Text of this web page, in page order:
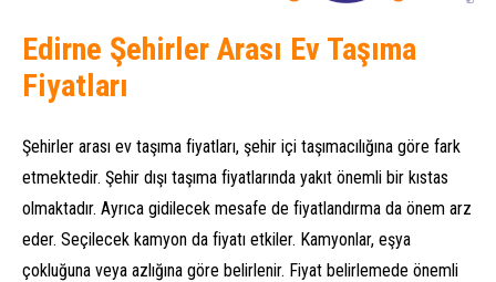
Edirne Şehirler Arası Ev Taşıma
Fiyatları
Şehirler arası ev taşıma fiyatları, şehir içi taşımacılığına göre fark
etmektedir. Şehir dışı taşıma fiyatlarında yakıt önemli bir kıstas
olmaktadır. Ayrıca gidilecek mesafe de fiyatlandırma da önem arz
eder. Seçilecek kamyon da fiyatı etkiler. Kamyonlar, eşya
çokluğuna veya azlığına göre belirlenir. Fiyat belirlemede önemli